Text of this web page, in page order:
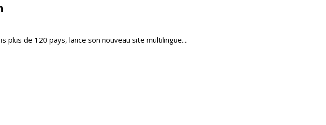
de 120 pays, lance son nouveau site multilingue....